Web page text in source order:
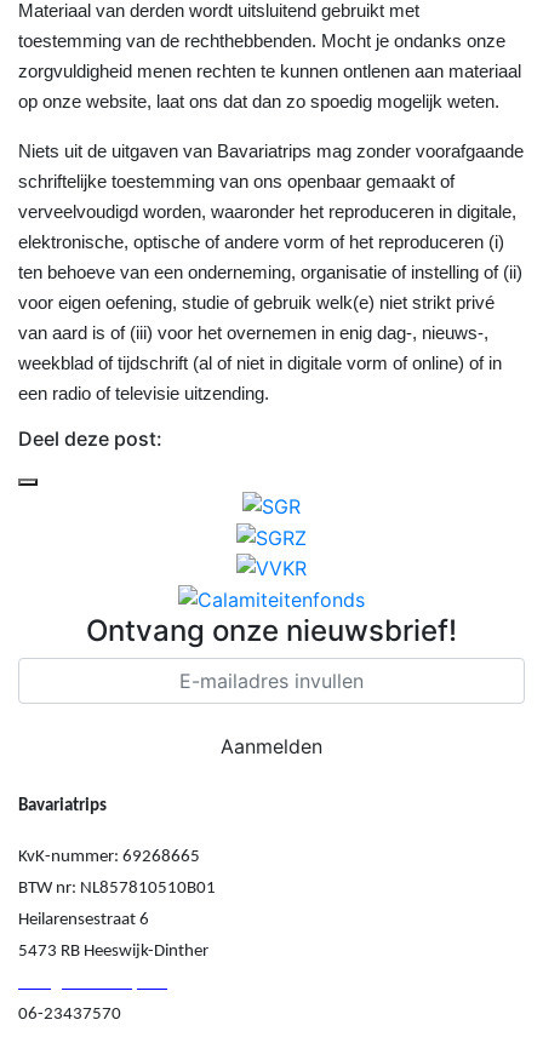
Materiaal van derden wordt uitsluitend gebruikt met
toestemming van de rechthebbenden. Mocht je ondanks onze
zorgvuldigheid menen rechten te kunnen ontlenen aan materiaal
op onze website, laat ons dat dan zo spoedig mogelijk weten.
Niets uit de uitgaven van Bavariatrips mag zonder voorafgaande
schriftelijke toestemming van ons openbaar gemaakt of
verveelvoudigd worden, waaronder het reproduceren in digitale,
elektronische, optische of andere vorm of het reproduceren (i)
ten behoeve van een onderneming, organisatie of instelling of (ii)
voor eigen oefening, studie of gebruik welk(e) niet strikt privé
van aard is of (iii) voor het overnemen in enig dag-, nieuws-,
weekblad of tijdschrift (al of niet in digitale vorm of online) of in
een radio of televisie uitzending.
Deel deze post:
Bavariatrips
KvK-nummer: 69268665
BTW nr: NL857810510B01
Heilarensestraat 6
5473 RB Heeswijk-Dinther
06-23437570
Ontvang onze nieuwsbrief!